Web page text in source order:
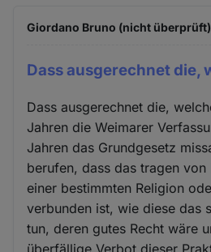
Giordano Bruno (nicht überprüft)
Dass ausgerechnet die,
Dass ausgerechnet die,
Jahren die Weimarer
Jahren das Grundgesetz
berufen, dass das tragen
einer bestimmten Religion
verbunden ist, wie diese das
tun, deren gutes Recht wäre
überfällige Verbot dieser